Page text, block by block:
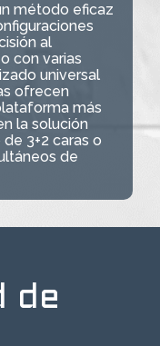
método eficaz
al
con varias
universal
ofrecen
más
la solución
3+2 caras o
de
de